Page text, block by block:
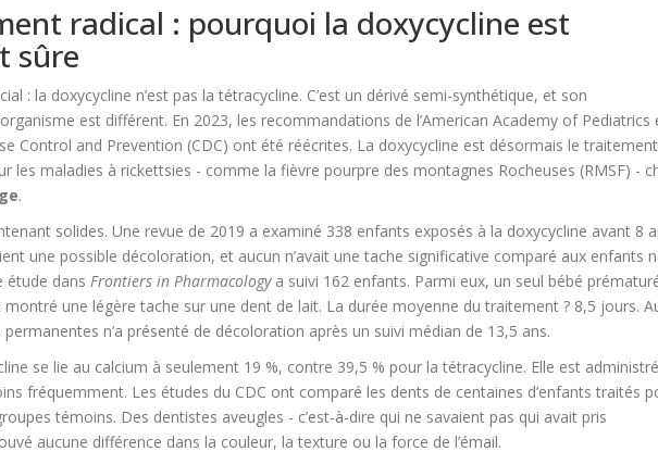
radical : pourquoi la doxycycline est
sûre
: la doxycycline n’est pas la tétracycline. C’est un dérivé semi-synthétique, et son
est différent. En 2023, les recommandations de l’American Academy of Pediatrics
Control and Prevention (CDC) ont été réécrites. La doxycycline est désormais le
les maladies à rickettsies - comme la fièvre pourpre des montagnes Rocheuses (RMSF) -
.
solides. Une revue de 2019 a examiné 338 enfants exposés à la doxycycline avant 8
une possible décoloration, et aucun n’avait une tache significative comparé aux enfants
étude dans Frontiers in Pharmacologya suivi 162 enfants. Parmi eux, un seul bébé
une légère tache sur une dent de lait. La durée moyenne du traitement ? 8,5 jours.
n’a présenté de décoloration après un suivi médian de 13,5 ans.
se lie au calcium à seulement 19 %, contre 39,5 % pour la tétracycline. Elle est
fréquemment. Les études du CDC ont comparé les dents de centaines d’enfants traités
témoins. Des dentistes aveugles - c’est-à-dire qui ne savaient pas qui avait pris
aucune différence dans la couleur, la texture ou la force de l’émail.